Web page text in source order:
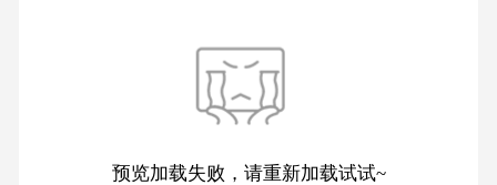
预览加载失败，请重新加载试试~